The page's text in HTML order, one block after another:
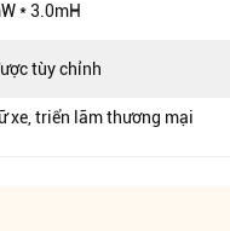
* 3.0mH
tùy chỉnh
xe, triển lãm thương mại